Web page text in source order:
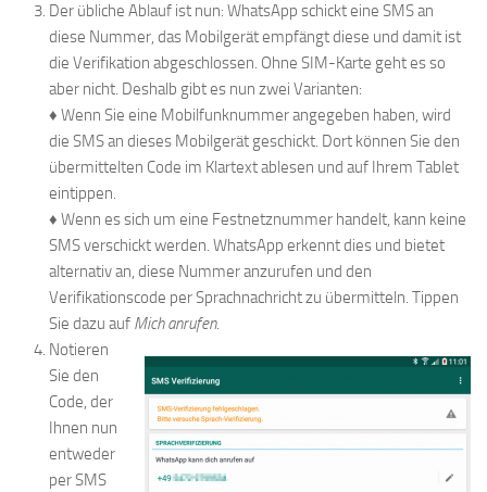
Der übliche Ablauf ist nun: WhatsApp schickt eine SMS an
diese Nummer, das Mobilgerät empfängt diese und damit ist
die Verifikation abgeschlossen. Ohne SIM-Karte geht es so
aber nicht. Deshalb gibt es nun zwei Varianten:
♦ Wenn Sie eine Mobilfunknummer angegeben haben, wird
die SMS an dieses Mobilgerät geschickt. Dort können Sie den
übermittelten Code im Klartext ablesen und auf Ihrem Tablet
eintippen.
♦ Wenn es sich um eine Festnetznummer handelt, kann keine
SMS verschickt werden. WhatsApp erkennt dies und bietet
alternativ an, diese Nummer anzurufen und den
Verifikationscode per Sprachnachricht zu übermitteln. Tippen
Sie dazu auf Mich anrufen.
Notieren
Sie den
Code, der
Ihnen nun
entweder
per SMS